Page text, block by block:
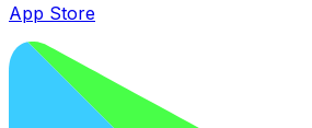
App Store